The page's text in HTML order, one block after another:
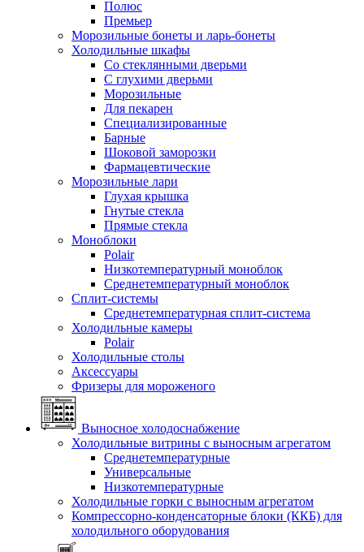
Полюс
Премьер
Морозильные бонеты и ларь-бонеты
Холодильные шкафы
Со стеклянными дверьми
С глухими дверьми
Морозильные
Для пекарен
Специализированные
Барные
Шоковой заморозки
Фармацевтические
Морозильные лари
Глухая крышка
Гнутые стекла
Прямые стекла
Моноблоки
Polair
Низкотемпературный моноблок
Среднетемпературный моноблок
Сплит-системы
Среднетемпературная сплит-система
Холодильные камеры
Polair
Холодильные столы
Аксессуары
Фризеры для мороженого
Выносное холодоснабжение
Холодильные витрины с выносным агрегатом
Среднетемпературные
Универсальные
Низкотемпературные
Холодильные горки с выносным агрегатом
Компрессорно-конденсаторные блоки (ККБ) для
холодильного оборудования